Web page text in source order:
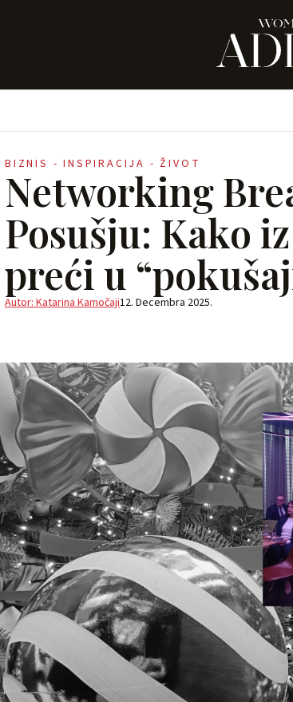
BIZNIS - INSPIRACIJA - ŽIVOT
Networking
Posušju: Kako
preći u
Autor: Katarina Kamočaji12. Decembra 2025.